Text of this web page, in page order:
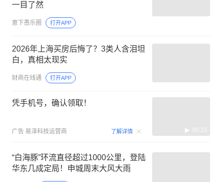
一目了然
崽下愚乐圈 打开APP
2026年上海买房后悔了？3类人含泪坦
白，真相太现实
财商在线通 打开APP
凭手机号，确认领取！
广告 易泽科技运营商 了解详情 00:15
“白海豚”环流直径超过1000公里，登陆
华东几成定局！申城周末大风大雨